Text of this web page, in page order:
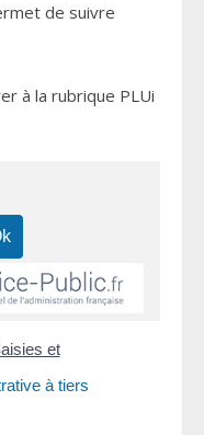
de suivre
à la rubrique PLUi
et
à tiers